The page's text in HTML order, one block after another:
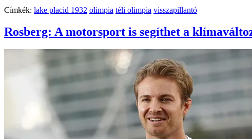
Címkék: lake placid 1932 olimpia téli olimpia visszapillantó
Rosberg: A motorsport is segíthet a